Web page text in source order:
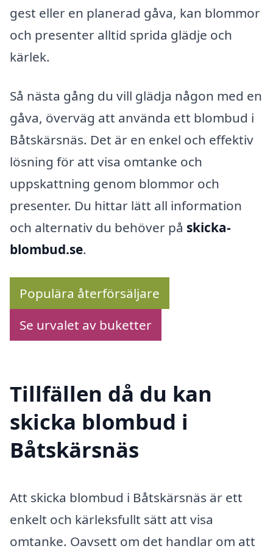
gest eller en planerad gåva, kan blommor
och presenter alltid sprida glädje och
kärlek.
Så nästa gång du vill glädja någon med en
gåva, överväg att använda ett blombud i
Båtskärsnäs. Det är en enkel och effektiv
lösning för att visa omtanke och
uppskattning genom blommor och
presenter. Du hittar lätt all information
och alternativ du behöver på skicka-
blombud.se.
Populära återförsäljare
Se urvalet av buketter
Tillfällen då du kan
skicka blombud i
Båtskärsnäs
Att skicka blombud i Båtskärsnäs är ett
enkelt och kärleksfullt sätt att visa
omtanke. Oavsett om det handlar om att